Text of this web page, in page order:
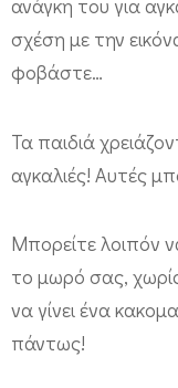
ανάγκη του για
σχέση με την
φοβάστε…
Τα παιδιά
αγκαλιές! Αυτές
Μπορείτε λοιπόν
το μωρό σας,
να γίνει ένα
πάντως!